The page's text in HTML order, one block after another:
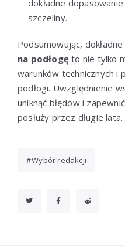
dokładne
szczeliny.
Podsumowując,
na podłogę to nie tylko
warunków technicznych i
podłogi. Uwzględnienie
uniknąć błędów i
posłuży przez długie lata.
Wybór redakcji